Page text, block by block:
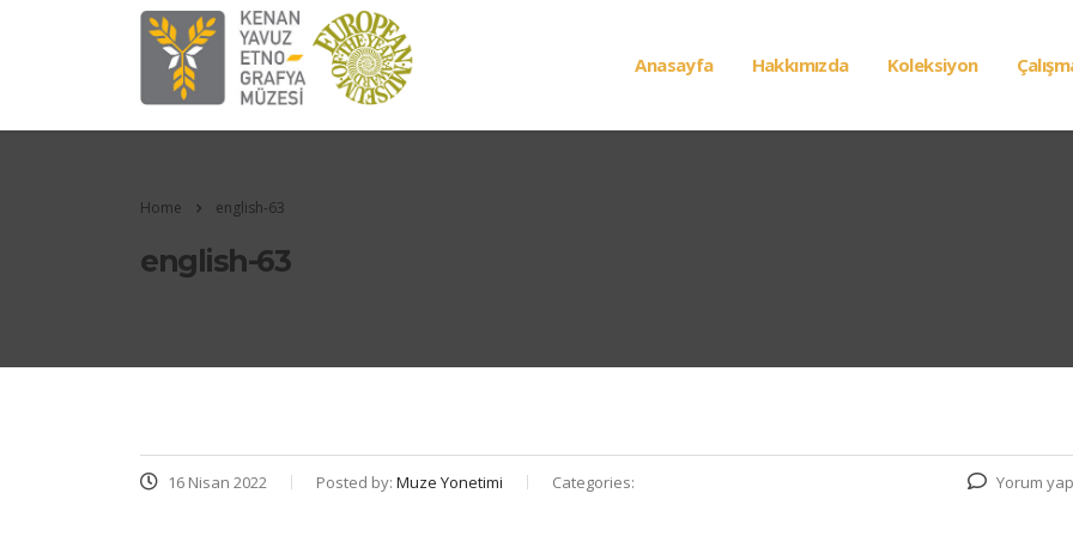
Anasayfa Hakkımızda Koleksiyon
Home english-63
english-63
16 Nisan 2022 Posted by: Muze Yonetimi Categories: Yorum